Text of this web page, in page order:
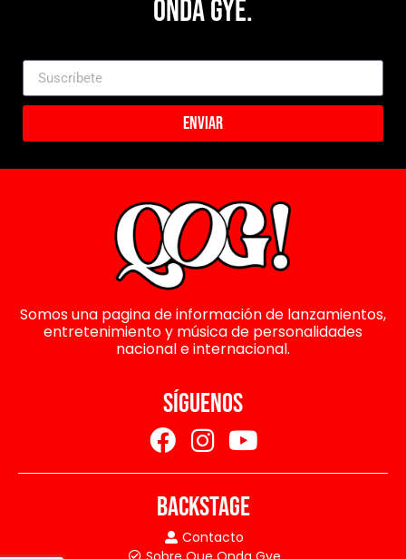
Onda Gye.
Enviar
Somos una pagina de información de lanzamientos,
entretenimiento y música de personalidades
nacional e internacional.
SÍGUENOS
BACKSTAGE
Contacto